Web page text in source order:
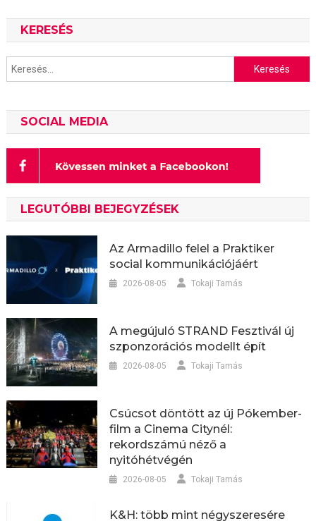
KERESÉS
Keresés:
SOCIAL MEDIA
LEGUTÓBBI BEJEGYZÉSEK
Az Armadillo felel a Praktiker
social kommunikációjáért
2026-08-05 Tokaji Tamás
A megújuló STRAND Fesztivál új
szponzorációs modellt épít
2026-08-05 Tokaji Tamás
Csúcsot döntött az új Pókember-
film a Cinema Citynél:
rekordszámú néző a
nyitóhétvégén
2026-08-05 Tokaji Tamás
K&H: több mint négyszeresére